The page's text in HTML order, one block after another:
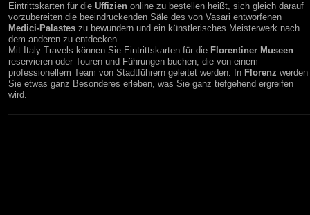
Eintrittskarten für die Uffizien online zu bestellen heißt, sich gleich darauf
vorzubereiten die beeindruckenden Säle des von Vasari entworfenen
Medici-Palastes zu bewundern und ein künstlerisches Meisterwerk nach
dem anderen zu entdecken.
Mit Italy Travels können Sie Eintrittskarten für die Florentiner Museen
reservieren oder Touren und Führungen buchen, die von einem
professionellem Team von Stadtführern geleitet werden. In Florenz werden
Sie etwas ganz Besonderes erleben, was Sie ganz tiefgehend ergreifen
wird.